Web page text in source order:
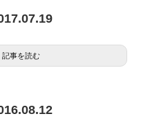
記事を読む